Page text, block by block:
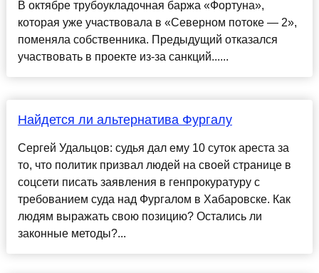
В октябре трубоукладочная баржа «Фортуна»,
которая уже участвовала в «Северном потоке — 2»,
поменяла собственника. Предыдущий отказался
участвовать в проекте из-за санкций......
Найдется ли альтернатива Фургалу
Сергей Удальцов: судья дал ему 10 суток ареста за
то, что политик призвал людей на своей странице в
соцсети писать заявления в генпрокуратуру с
требованием суда над Фургалом в Хабаровске. Как
людям выражать свою позицию? Остались ли
законные методы?...